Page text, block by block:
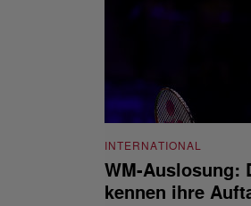
INTERNATIONAL
WM-Auslosung:
kennen ihre